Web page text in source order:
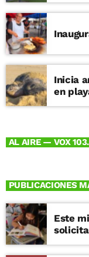
Inicia
en
AL AIRE — VOX
PUBLICACIONES
Este